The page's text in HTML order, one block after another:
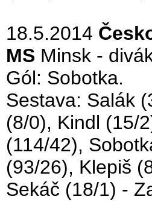
18.5.2014
MS Minsk -
Gól: Sobotka.
Sestava: Salák
(8/0), Kindl (15/
(114/42),
(93/26), Klepiš
Sekáč (18/1) -